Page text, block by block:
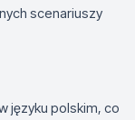
scenariuszy
języku polskim, co